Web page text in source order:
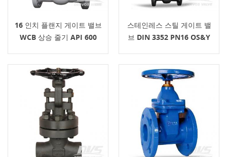
16 인치 플랜지 게이트 밸브
WCB 상승 줄기 API 600
스테인레스 스틸 게이트 밸
브 DIN 3352 PN16 OS&Y